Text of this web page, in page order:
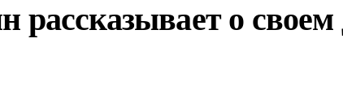
рассказывает о